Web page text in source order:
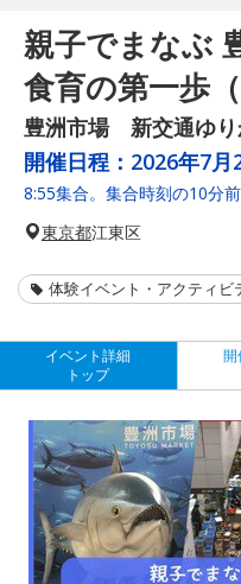
親子でまなぶ
食育の第一歩（
豊洲市場 新交通ゆり
開催日程： 2026年7月
8:55集合。集合時刻の10分前
東京都江東区
体験イベント・アクティビ
イベント詳細
トップ
開